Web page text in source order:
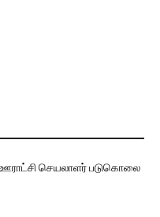
ஊராட்சி செயலாளர் படுகொலை